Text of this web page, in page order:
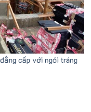
cấp với ngói tráng